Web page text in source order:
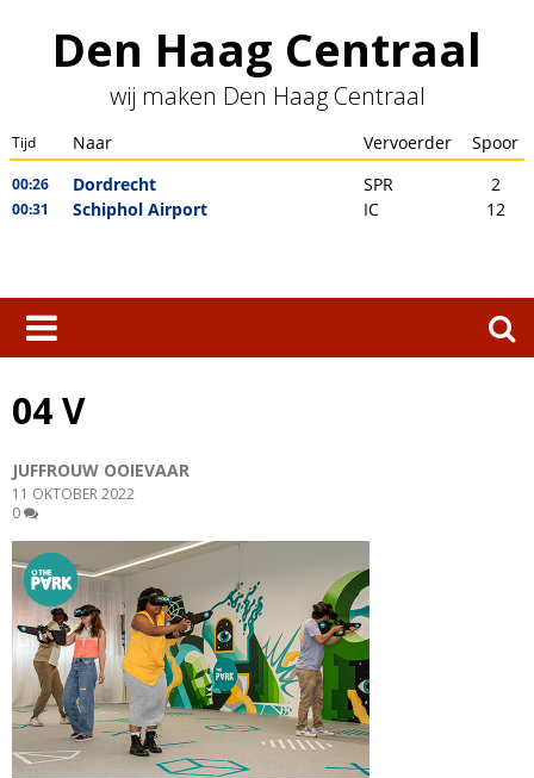
contentDen Haag Centraal
wij maken Den Haag Centraal
Zoeken
naar:
04 V
JUFFROUW OOIEVAAR
11 OKTOBER 2022
0